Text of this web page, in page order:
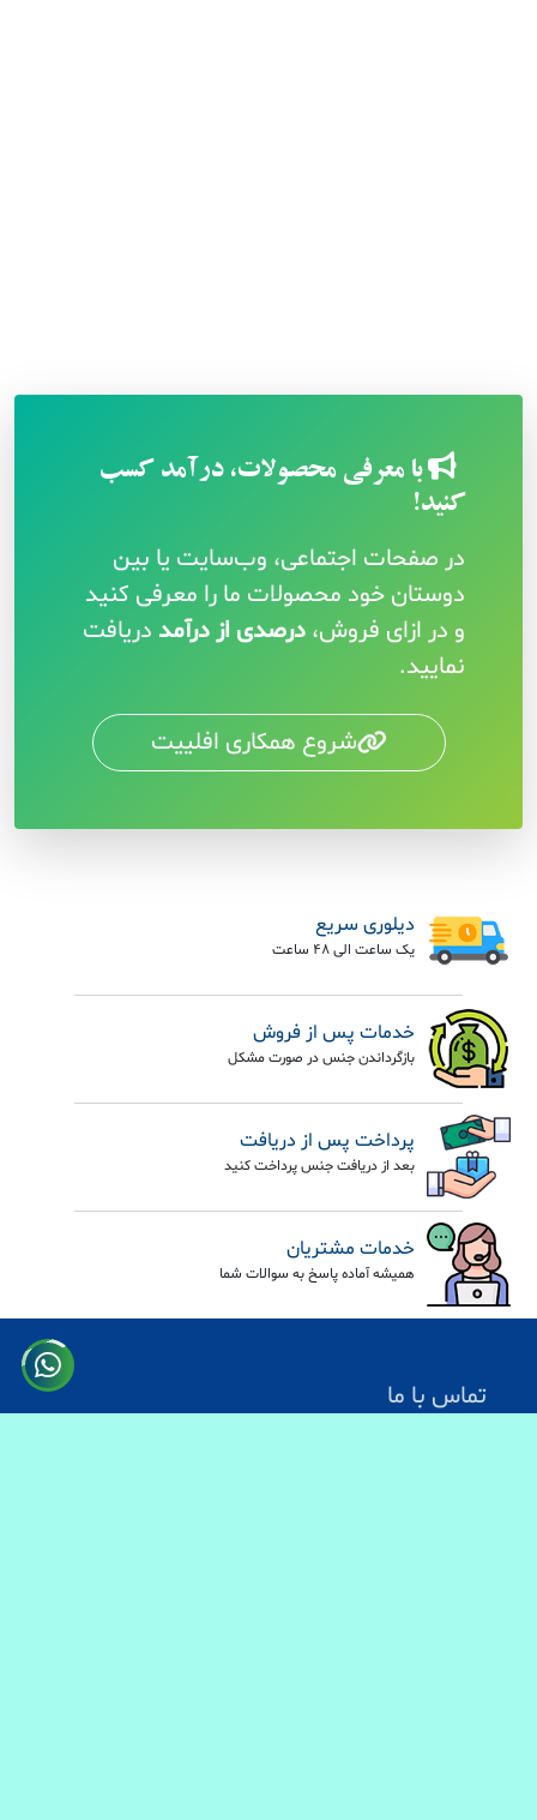
با معرفی محصولات، درآمد کسب
کنید!
در صفحات اجتماعی، وب‌سایت یا بین
دوستان خود محصولات ما را معرفی کنید
و در ازای فروش، درصدی از درآمد دریافت
نمایید.
شروع همکاری افلییت
دیلوری سریع
یک ساعت الی 48 ساعت
خدمات پس از فروش
بازگرداندن جنس در صورت مشکل
پرداخت پس از دریافت
بعد از دریافت جنس پرداخت کنید
خدمات مشتریان
همیشه آماده پاسخ به سوالات شما
تماس با ما